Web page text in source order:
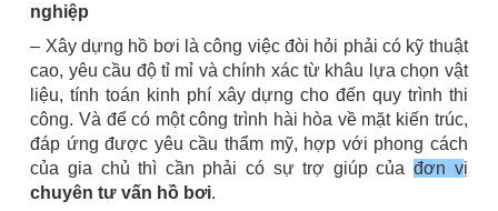
nghiệp
– Xây dựng hồ bơi là công việc đòi hỏi phải có kỹ thuật
cao, yêu cầu độ tỉ mỉ và chính xác từ khâu lựa chọn vật
liệu, tính toán kinh phí xây dựng cho đến quy trình thi
công. Và để có một công trình hài hòa về mặt kiến trúc,
đáp ứng được yêu cầu thẩm mỹ, hợp với phong cách
của gia chủ thì cần phải có sự trợ giúp của đơn vị
chuyên tư vấn hồ bơi.